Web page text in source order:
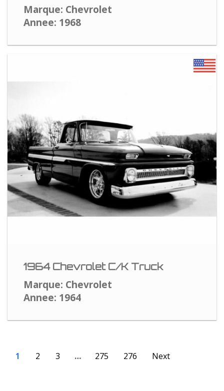
Marque: Chevrolet
Annee: 1968
1964 Chevrolet C/K Truck
Marque: Chevrolet
Annee: 1964
1 2 3 … 275 276 Next